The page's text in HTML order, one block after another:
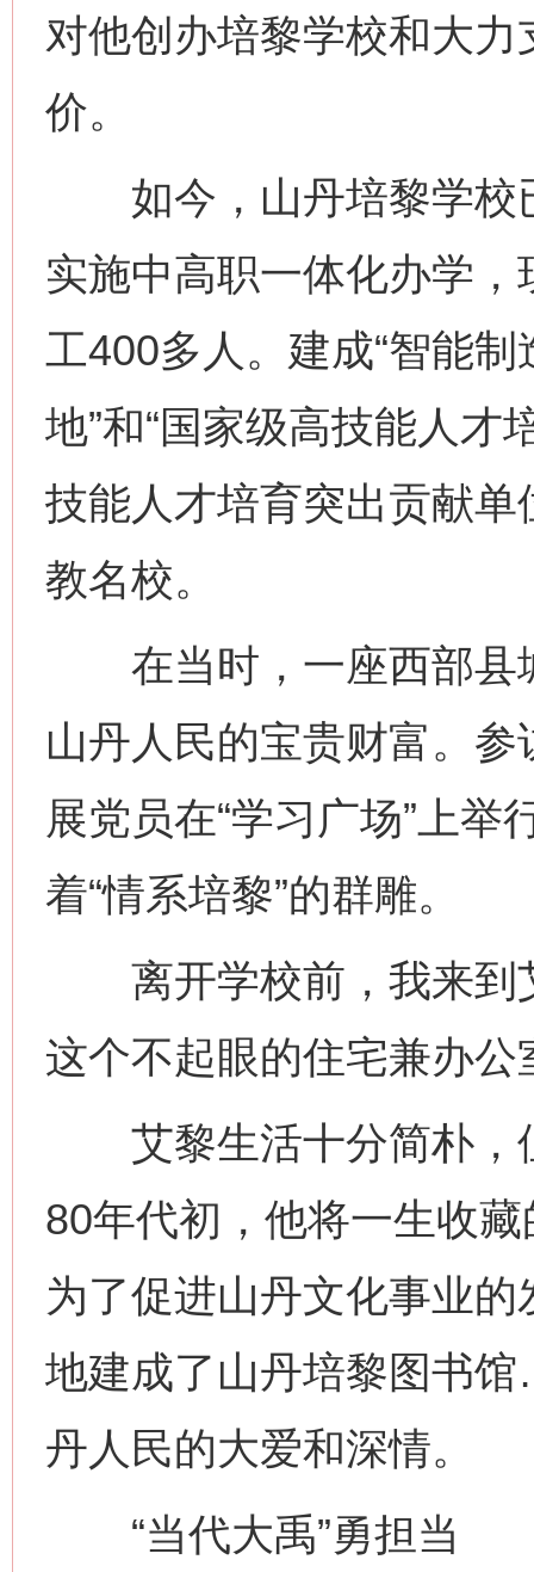
对他创办培黎学校和大
价。
如今，山丹培黎学校
实施中高职一体化办学
工400多人。建成“智能
地”和“国家级高技能人才
技能人才培育突出贡献单
教名校。
在当时，一座西部县
山丹人民的宝贵财富。
展党员在“学习广场”上
着“情系培黎”的群雕。
离开学校前，我来到
这个不起眼的住宅兼办
艾黎生活十分简朴，
80年代初，他将一生收
为了促进山丹文化事业
地建成了山丹培黎图书
丹人民的大爱和深情。
“当代大禹”勇担当